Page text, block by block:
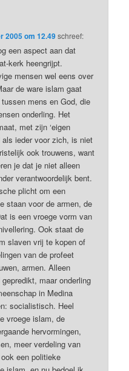
2005 om 12.49schreef:
een aspect aan dat
kerk heengrijpt.
mensen wel eens over
de ware islam gaat
mens en God, die
onderling. Het
met zijn ‘eigen
als ieder voor zich, is niet
ook trouwens, want
je dat je niet alleen
verantwoordelijk bent.
plicht om een
staan voor de armen, de
is een vroege vorm van
Ook staat de
slaven vrij te kopen of
van de profeet
armen. Alleen
maar onderling
in Medina
socialistisch. Heel
vroege islam, de
hervormingen,
meer verdeling van
een politieke